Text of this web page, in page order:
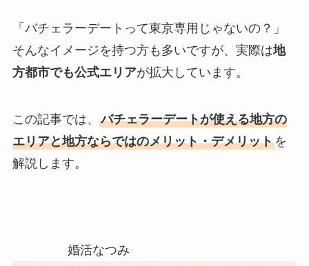
「バチェラーデートって東京専用じゃないの？」
そんなイメージを持つ方も多いですが、実際は地
方都市でも公式エリアが拡大しています。
この記事では、 バチェラーデートが使える地方の
エリアと地方ならではのメリット・デメリットを
解説します。
婚活なつみ